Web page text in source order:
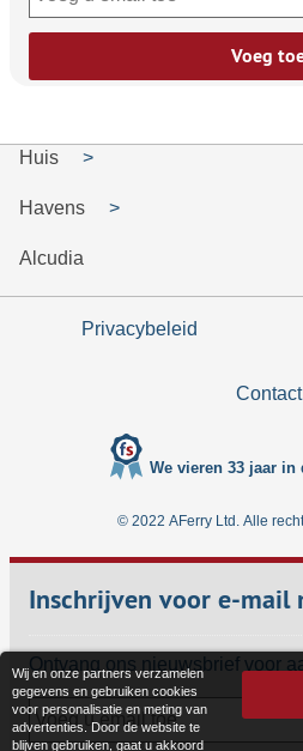
Voeg
Huis
Havens
Alcudia
Privacybeleid
Contact
We vieren 33 jaar
© 2022 AFerry Ltd. Alle
Inschrijven voor e-mail
Ontvang ons nieuwsbrief voor
Wij en onze partners verzamelen
gegevens en gebruiken cookies
voor personalisatie en meting van
advertenties. Door de website te
blijven gebruiken, gaat u akkoord